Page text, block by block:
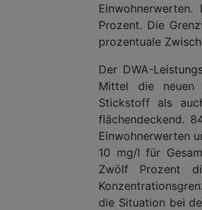
Prozent. Die
prozentuale
Der DWA-
Mittel die neuen
Stickstoff als
flächendeckend.
Einwohnerwerten
10 mg/l für
Zwölf Prozent
die Situation bei